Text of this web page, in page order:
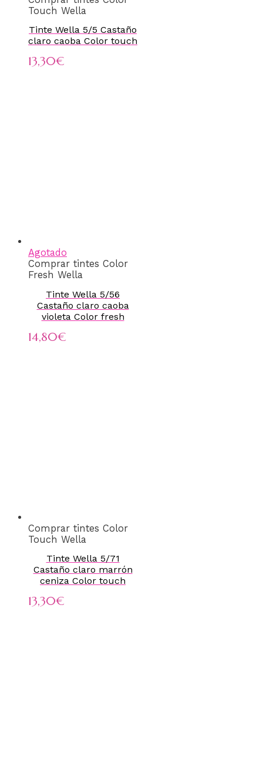
Touch Wella
Tinte Wella 5/5 Castaño
claro caoba Color touch
13,30€
Agotado
Comprar tintes Color
Fresh Wella
Tinte Wella 5/56
Castaño claro caoba
violeta Color fresh
14,80€
Comprar tintes Color
Touch Wella
Tinte Wella 5/71
Castaño claro marrón
ceniza Color touch
13,30€